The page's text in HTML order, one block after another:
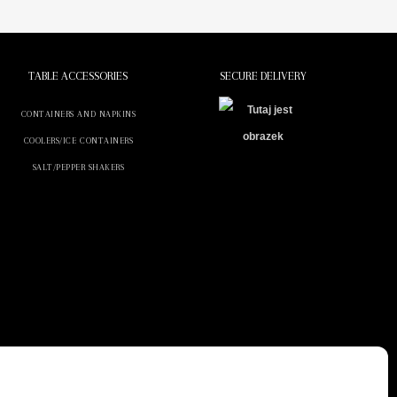
TABLE ACCESSORIES
CONTAINERS AND NAPKINS
COOLERS/ICE CONTAINERS
SALT/PEPPER SHAKERS
SECURE DELIVERY